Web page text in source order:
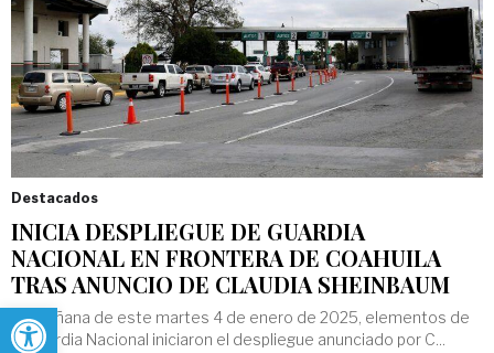
Abrir barra de herramientas
Destacados
INICIA DESPLIEGUE DE GUARDIA
NACIONAL EN FRONTERA DE COAHUILA
TRAS ANUNCIO DE CLAUDIA SHEINBAUM
La mañana de este martes 4 de enero de 2025, elementos de
la Guardia Nacional iniciaron el despliegue anunciado por C...